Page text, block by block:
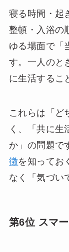
寝る時間・起
整頓・入浴の
ゆる場面で「
す。一人のと
に生活するこ
これらは「ど
く、「共に生
か」の問題で
徴を知ってお
なく「気づい
第6位 スマ